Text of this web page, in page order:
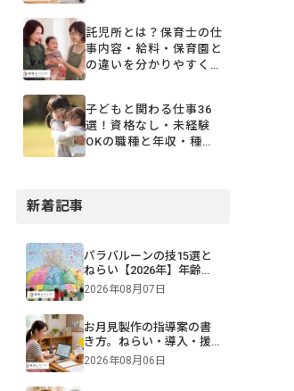
託児所とは？保育士の仕
事内容・給料・保育園と
の違いを分かりやすく解
子どもと関わる仕事36
選！資格なし・未経験
OKの職種と年収・種類
新着記事
パラバルーンの技15選と
ねらい【2026年】年齢・
難易度別一覧＆演目構成
も！画像付きで紹介
2026年08月07日
お月見製作の指導案の書
き方。ねらい・導入・援
助を年齢別に解説【保
2026年08月06日